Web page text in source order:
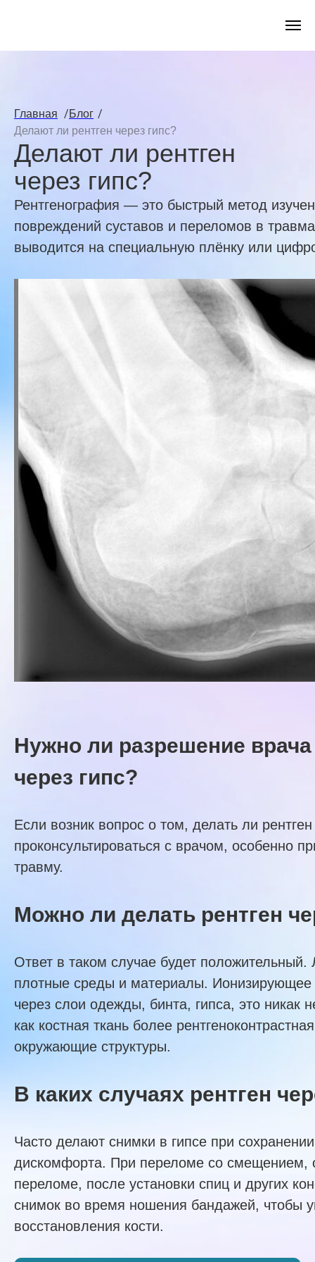
Главная /Блог /
Делают ли рентген через гипс?
Делают ли рентген
через гипс?
Рентгенография — это быстрый метод
повреждений суставов и переломов в
выводится на специальную плёнку или
Нужно ли разрешение
через гипс?
Если возник вопрос о том, делать ли
проконсультироваться с врачом, особенно
травму.
Можно ли делать рентген
Ответ в таком случае будет положительный.
плотные среды и материалы. Ионизирующее
через слои одежды, бинта, гипса, это никак
как костная ткань более
окружающие структуры.
В каких случаях рентген
Часто делают снимки в гипсе при
дискомфорта. При переломе со смещением,
переломе, после установки спиц и других
снимок во время ношения бандажей, чтобы
восстановления кости.